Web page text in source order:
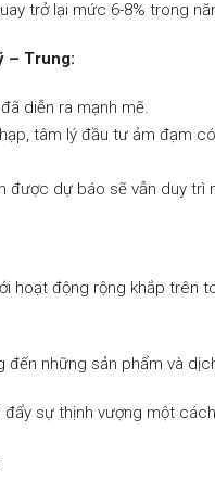
trở lại mức 6-8% trong
– Trung:
diễn ra mạnh mẽ.
tâm lý đầu tư ảm đạm
được dự báo sẽ vẫn duy trì
hoạt động rộng khắp trên
những sản phẩm và
sự thịnh vượng một